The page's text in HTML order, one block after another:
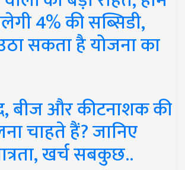
4% की सब्सिडी,
सकता है योजना का
बीज और कीटनाशक की
चाहते हैं? जानिए
खर्च सबकुछ..